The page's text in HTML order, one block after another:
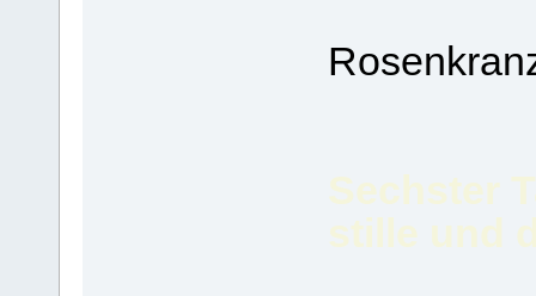
Sechster
stille und